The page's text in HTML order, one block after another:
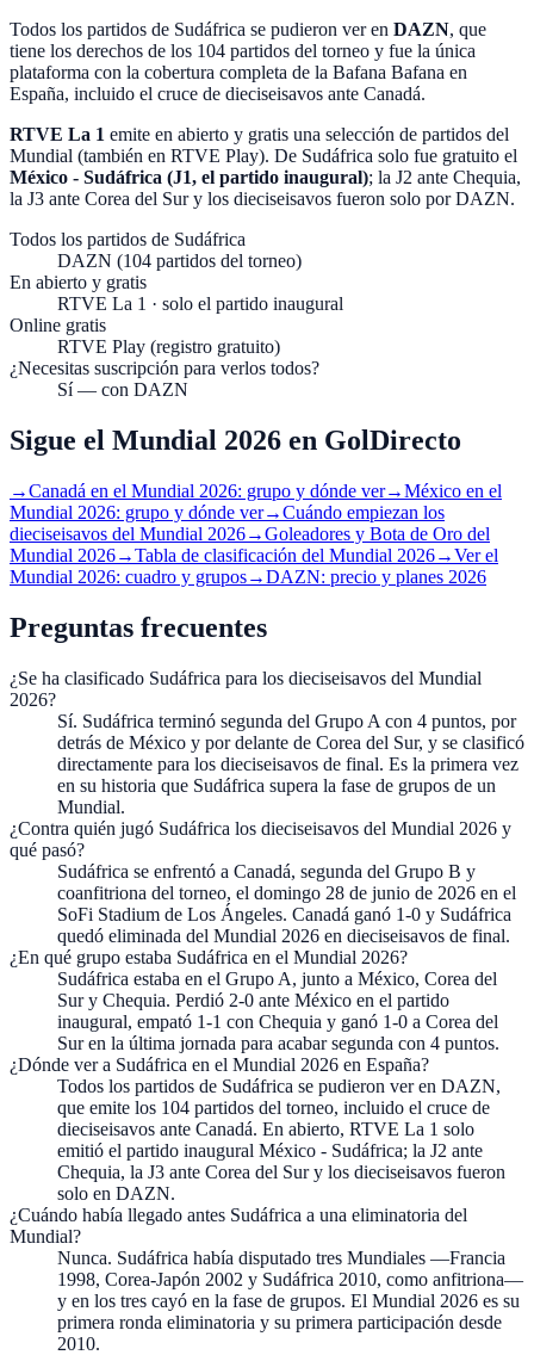
Todos los partidos de Sudáfrica se pudieron ver en DAZN, que
tiene los derechos de los 104 partidos del torneo y fue la única
plataforma con la cobertura completa de la Bafana Bafana en
España, incluido el cruce de dieciseisavos ante Canadá.
RTVE La 1 emite en abierto y gratis una selección de partidos del
Mundial (también en RTVE Play). De Sudáfrica solo fue gratuito el
México - Sudáfrica (J1, el partido inaugural); la J2 ante Chequia,
la J3 ante Corea del Sur y los dieciseisavos fueron solo por DAZN.
Todos los partidos de Sudáfrica
DAZN (104 partidos del torneo)
En abierto y gratis
RTVE La 1 · solo el partido inaugural
Online gratis
RTVE Play (registro gratuito)
¿Necesitas suscripción para verlos todos?
Sí — con DAZN
Sigue el Mundial 2026 en GolDirecto
→Canadá en el Mundial 2026: grupo y dónde ver→México en el
Mundial 2026: grupo y dónde ver→Cuándo empiezan los
dieciseisavos del Mundial 2026→Goleadores y Bota de Oro del
Mundial 2026→Tabla de clasificación del Mundial 2026→Ver el
Mundial 2026: cuadro y grupos→DAZN: precio y planes 2026
Preguntas frecuentes
¿Se ha clasificado Sudáfrica para los dieciseisavos del Mundial
2026?
Sí. Sudáfrica terminó segunda del Grupo A con 4 puntos, por
detrás de México y por delante de Corea del Sur, y se clasificó
directamente para los dieciseisavos de final. Es la primera vez
en su historia que Sudáfrica supera la fase de grupos de un
Mundial.
¿Contra quién jugó Sudáfrica los dieciseisavos del Mundial 2026 y
qué pasó?
Sudáfrica se enfrentó a Canadá, segunda del Grupo B y
coanfitriona del torneo, el domingo 28 de junio de 2026 en el
SoFi Stadium de Los Ángeles. Canadá ganó 1-0 y Sudáfrica
quedó eliminada del Mundial 2026 en dieciseisavos de final.
¿En qué grupo estaba Sudáfrica en el Mundial 2026?
Sudáfrica estaba en el Grupo A, junto a México, Corea del
Sur y Chequia. Perdió 2-0 ante México en el partido
inaugural, empató 1-1 con Chequia y ganó 1-0 a Corea del
Sur en la última jornada para acabar segunda con 4 puntos.
¿Dónde ver a Sudáfrica en el Mundial 2026 en España?
Todos los partidos de Sudáfrica se pudieron ver en DAZN,
que emite los 104 partidos del torneo, incluido el cruce de
dieciseisavos ante Canadá. En abierto, RTVE La 1 solo
emitió el partido inaugural México - Sudáfrica; la J2 ante
Chequia, la J3 ante Corea del Sur y los dieciseisavos fueron
solo en DAZN.
¿Cuándo había llegado antes Sudáfrica a una eliminatoria del
Mundial?
Nunca. Sudáfrica había disputado tres Mundiales —Francia
1998, Corea-Japón 2002 y Sudáfrica 2010, como anfitriona—
y en los tres cayó en la fase de grupos. El Mundial 2026 es su
primera ronda eliminatoria y su primera participación desde
2010.